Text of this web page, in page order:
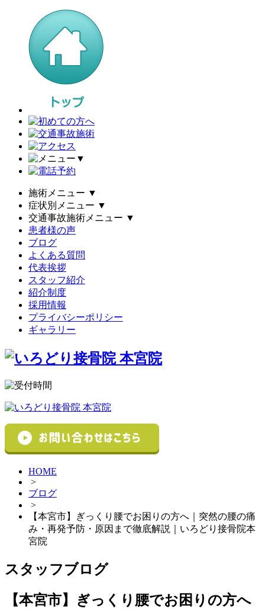
▼
施術メニュー ▼
症状別メニュー ▼
交通事故施術メニュー ▼
患者様の声
ブログ
よくある質問
代表挨拶
スタッフ紹介
紹介制度
採用情報
プライバシーポリシー
ギャラリー
HOME
>
ブログ
>
【本宮市】ぎっくり腰でお困りの方へ｜突然の腰の痛
み・再発予防・原因まで徹底解説｜いろどり接骨院本
宮院
スタッフブログ
【本宮市】ぎっくり腰でお困りの方へ